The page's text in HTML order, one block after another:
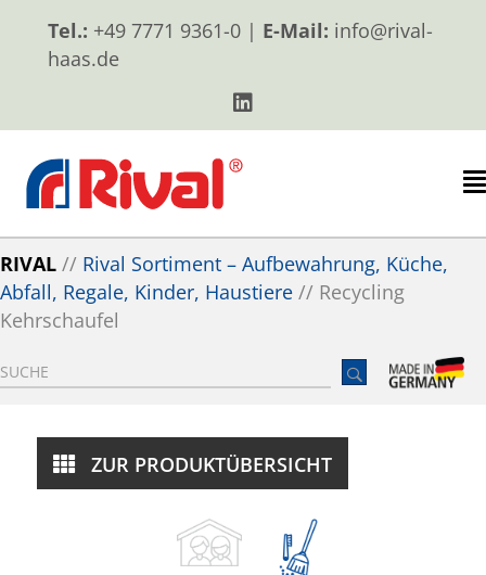
Tel.: +49 7771 9361-0 | E-Mail: info@rival-
haas.de
RIVAL // Rival Sortiment – Aufbewahrung, Küche,
Abfall, Regale, Kinder, Haustiere // Recycling
Kehrschaufel
ZUR PRODUKTÜBERSICHT